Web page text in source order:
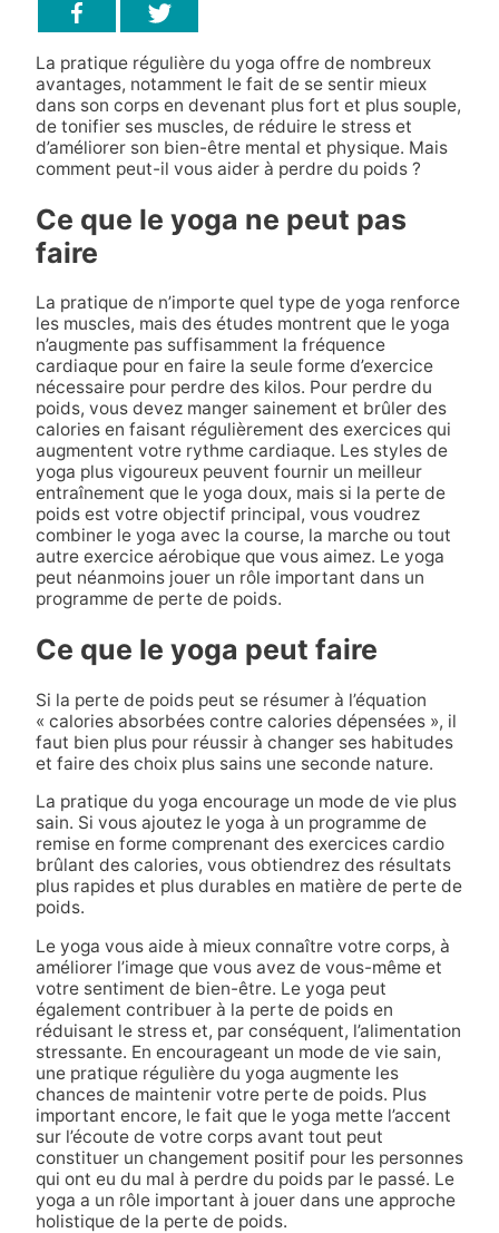
La pratique régulière du yoga offre de nombreux
avantages, notamment le fait de se sentir mieux
dans son corps en devenant plus fort et plus souple,
de tonifier ses muscles, de réduire le stress et
d’améliorer son bien-être mental et physique. Mais
comment peut-il vous aider à perdre du poids ?
Ce que le yoga ne peut pas
faire
La pratique de n’importe quel type de yoga renforce
les muscles, mais des études montrent que le yoga
n’augmente pas suffisamment la fréquence
cardiaque pour en faire la seule forme d’exercice
nécessaire pour perdre des kilos. Pour perdre du
poids, vous devez manger sainement et brûler des
calories en faisant régulièrement des exercices qui
augmentent votre rythme cardiaque. Les styles de
yoga plus vigoureux peuvent fournir un meilleur
entraînement que le yoga doux, mais si la perte de
poids est votre objectif principal, vous voudrez
combiner le yoga avec la course, la marche ou tout
autre exercice aérobique que vous aimez. Le yoga
peut néanmoins jouer un rôle important dans un
programme de perte de poids.
Ce que le yoga peut faire
Si la perte de poids peut se résumer à l’équation
« calories absorbées contre calories dépensées », il
faut bien plus pour réussir à changer ses habitudes
et faire des choix plus sains une seconde nature.
La pratique du yoga encourage un mode de vie plus
sain. Si vous ajoutez le yoga à un programme de
remise en forme comprenant des exercices cardio
brûlant des calories, vous obtiendrez des résultats
plus rapides et plus durables en matière de perte de
poids.
Le yoga vous aide à mieux connaître votre corps, à
améliorer l’image que vous avez de vous-même et
votre sentiment de bien-être. Le yoga peut
également contribuer à la perte de poids en
réduisant le stress et, par conséquent, l’alimentation
stressante. En encourageant un mode de vie sain,
une pratique régulière du yoga augmente les
chances de maintenir votre perte de poids. Plus
important encore, le fait que le yoga mette l’accent
sur l’écoute de votre corps avant tout peut
constituer un changement positif pour les personnes
qui ont eu du mal à perdre du poids par le passé. Le
yoga a un rôle important à jouer dans une approche
holistique de la perte de poids.